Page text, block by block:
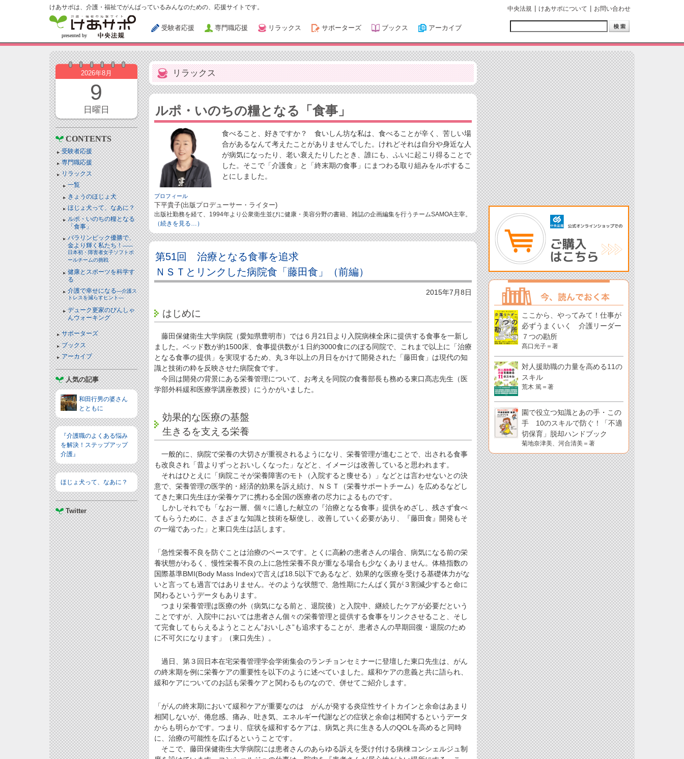
けあサポは、介護・福祉でがんばっているみんなのための、応援サイトです。
受験者応援 専門職応援 リラックス サポーターズ ブックス アーカイブ
中央法規 けあサポについて お問い合わせ
2026年8月
9
日曜日
CONTENTS
受験者応援
専門職応援
リラックス
一覧
きょうのほじょ犬
ほじょ犬って、なあに？
ルポ・いのちの糧となる
「食事」
パラリンピック優勝で、
金より輝く私たち！――
日本初・障害者女子ソフトボ
ールチームの挑戦
健康とスポーツを科学す
る
介護で幸せになる―介護ス
トレスを減らすヒント―
デューク更家のぴんしゃ
んウォーキング
サポーターズ
ブックス
アーカイブ
人気の記事
和田行男の婆さん
とともに
『介護職のよくある悩み
を解決！ステップアップ
介護』
ほじょ犬って、なあに？
Twitter
リラックス
ルポ・いのちの糧となる「食事」
食べること、好きですか？ 食いしん坊な私は、食べることが辛く、苦しい場
合があるなんて考えたことがありませんでした。けれどそれは自分や身近な人
が病気になったり、老い衰えたりしたとき、誰にも、ふいに起こり得ることで
した。そこで「介護食」と「終末期の食事」にまつわる取り組みをルポするこ
とにしました。
プロフィール
下平貴子(出版プロデューサー・ライター)
出版社勤務を経て、1994年より公衆衛生並びに健康・美容分野の書籍、雑誌の企画編集を行うチームSAMOA主宰。
（続きを見る…）
第51回 治療となる食事を追求
ＮＳＴとリンクした病院食「藤田食」（前編）
2015年7月8日
はじめに
藤田保健衛生大学病院（愛知県豊明市）では６月21日より入院病棟全床に提供する食事を一新し
ました。ベッド数が約1500床、食事提供数が１日約3000食にのぼる同院で、これまで以上に「治療
となる食事の提供」を実現するため、丸３年以上の月日をかけて開発された「藤田食」は現代の知
識と技術の粋を反映させた病院食です。
今回は開発の背景にある栄養管理について、お考えを同院の食養部長も務める東口髙志先生（医
学部外科緩和医療学講座教授）にうかがいました。
効果的な医療の基盤
生きるを支える栄養
一般的に、病院で栄養の大切さが重視されるようになり、栄養管理が進むことで、出される食事
も改良され「昔よりずっとおいしくなった」などと、イメージは改善していると思われます。
それはひとえに「病院こそが栄養障害のモト（入院すると痩せる）」などとは言わせないとの決
意で、栄養管理の医学的・経済的効果を訴え続け、ＮＳＴ（栄養サポートチーム）を広めるなどし
てきた東口先生ほか栄養ケアに携わる全国の医療者の尽力によるものです。
しかしそれでも「なお一層、個々に適した献立の『治療となる食事』提供をめざし、残さず食べ
てもらうために、さまざまな知識と技術を駆使し、改善していく必要があり、『藤田食』開発もそ
の一端であった」と東口先生は話します。
「急性栄養不良を防ぐことは治療のベースです。とくに高齢の患者さんの場合、病気になる前の栄
養状態がわるく、慢性栄養不良の上に急性栄養不良が重なる場合も少なくありません。体格指数の
国際基準BMI(Body Mass Index)で言えば18.5以下であるなど、効果的な医療を受ける基礎体力がな
いと言っても過言ではありません。そのような状態で、急性期にたんぱく質が３割減少すると命に
関わるというデータもあります。
つまり栄養管理は医療の外（病気になる前と、退院後）と入院中、継続したケアが必要だという
ことですが、入院中においては患者さん個々の栄養管理と提供する食事をリンクさせること、そし
て完食してもらえるようとことん“おいしさ”も追求することが、患者さんの早期回復・退院のため
に不可欠になります」（東口先生）。
過日、第３回日本在宅栄養管理学会学術集会のランチョンセミナーに登壇した東口先生は、がん
の終末期を例に栄養ケアの重要性を以下のように述べていました。緩和ケアの意義と共に語られ、
緩和ケアについてのお話も栄養ケアと関わるものなので、併せてご紹介します。
「がんの終末期において緩和ケアが重要なのは がんが発する炎症性サイトカインと余命はあまり
相関しないが、倦怠感、痛み、吐き気、エネルギー代謝などの症状と余命は相関するというデータ
からも明らかです。つまり、症状を緩和するケアは、病気と共に生きる人のQOLを高めると同時
に、治療の可能性を広げるということです。
そこで、藤田保健衛生大学病院には患者さんのあらゆる訴えを受け付ける病棟コンシェルジュ制
ここから、やってみて！仕事が
必ずうまくいく 介護リーダー
７つの勘所
髙口光子＝著
対人援助職の力量を高める11の
スキル
荒木 篤＝著
園で役立つ知識とあの手・この
手 10のスキルで防ぐ！「不適
切保育」脱却ハンドブック
菊地奈津美、河合清美＝著